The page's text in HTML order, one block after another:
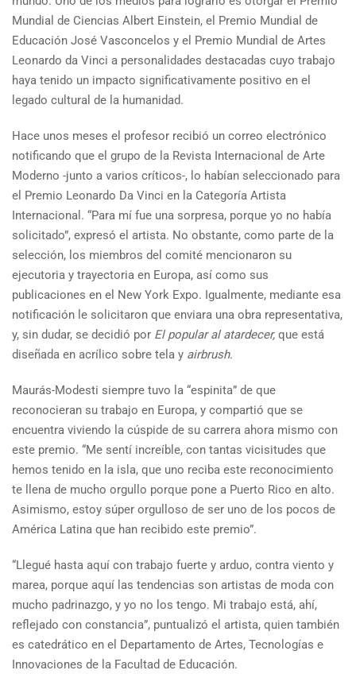
Mundial de Ciencias Albert Einstein, el Premio Mundial de
Educación José Vasconcelos y el Premio Mundial de Artes
Leonardo da Vinci a personalidades destacadas cuyo trabajo
haya tenido un impacto significativamente positivo en el
legado cultural de la humanidad.
Hace unos meses el profesor recibió un correo electrónico
notificando que el grupo de la Revista Internacional de Arte
Moderno -junto a varios críticos-, lo habían seleccionado para
el Premio Leonardo Da Vinci en la Categoría Artista
Internacional. “Para mí fue una sorpresa, porque yo no había
solicitado”, expresó el artista. No obstante, como parte de la
selección, los miembros del comité mencionaron su
ejecutoria y trayectoria en Europa, así como sus
publicaciones en el New York Expo. Igualmente, mediante esa
notificación le solicitaron que enviara una obra representativa,
y, sin dudar, se decidió por El popular al atardecer, que está
diseñada en acrílico sobre tela y airbrush.
Maurás-Modesti siempre tuvo la “espinita” de que
reconocieran su trabajo en Europa, y compartió que se
encuentra viviendo la cúspide de su carrera ahora mismo con
este premio. “Me sentí increíble, con tantas vicisitudes que
hemos tenido en la isla, que uno reciba este reconocimiento
te llena de mucho orgullo porque pone a Puerto Rico en alto.
Asimismo, estoy súper orgulloso de ser uno de los pocos de
América Latina que han recibido este premio”.
“Llegué hasta aquí con trabajo fuerte y arduo, contra viento y
marea, porque aquí las tendencias son artistas de moda con
mucho padrinazgo, y yo no los tengo. Mi trabajo está, ahí,
reflejado con constancia”, puntualizó el artista, quien también
es catedrático en el Departamento de Artes, Tecnologías e
Innovaciones de la Facultad de Educación.